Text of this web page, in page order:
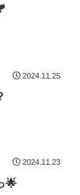
2024.11.25
2024.11.23
🌟